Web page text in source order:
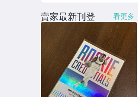
賣家最新刊登 看更多